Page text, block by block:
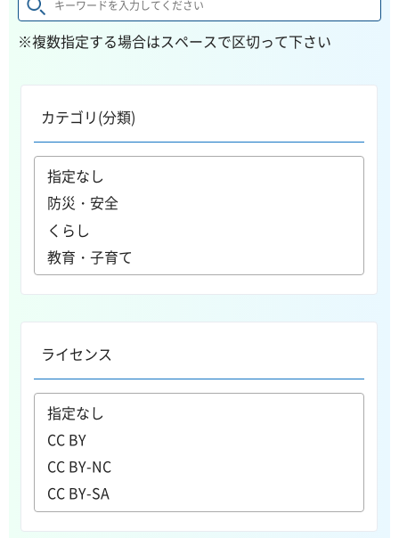
※複数指定する場合はスペースで区切って下さい
カテゴリ(分類)
ライセンス